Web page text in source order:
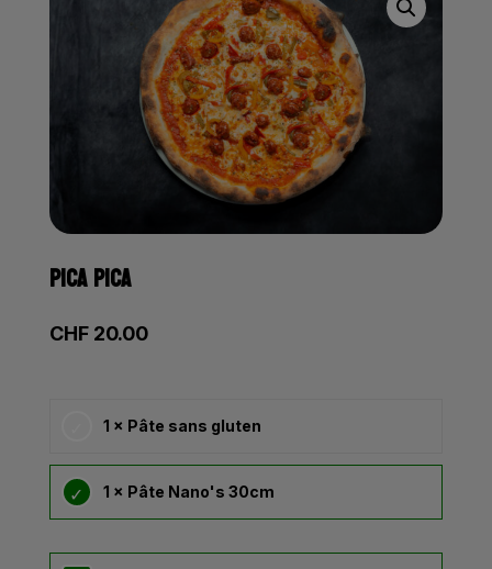
PICA PICA
CHF20.00
1 × Pâte sans gluten
1 × Pâte Nano's 30cm